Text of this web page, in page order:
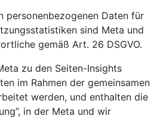
personenbezogenen Daten für
sind Meta und
gemäß Art. 26 DSGVO.
zu den Seiten-Insights
im Rahmen der gemeinsamen
werden, und enthalten die
in der Meta und wir